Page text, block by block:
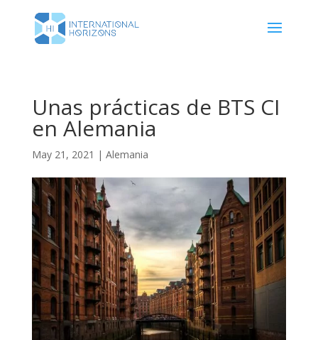
Unas prácticas de BTS CI
en Alemania
May 21, 2021 | Alemania